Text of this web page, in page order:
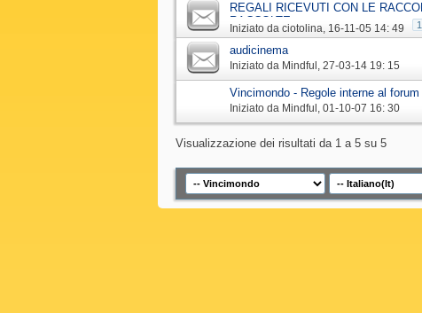
REGALI RICEVUTI CON LE
RACCOLTE
Iniziato da ciotolina‎, 16-11-05 14: 49 1
audicinema
Iniziato da Mindful ‎, 27-03-14 19: 15
Vincimondo - Regole interne al forum
Iniziato da Mindful ‎, 01-10-07 16: 30
Visualizzazione dei risultati da 1 a 5 su 5